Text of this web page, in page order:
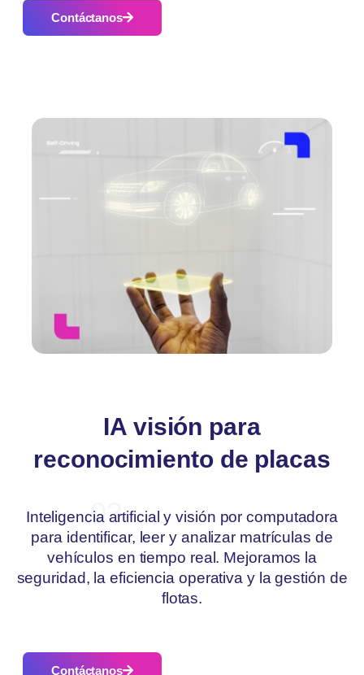
Contáctanos
03
IA visión para
reconocimiento de placas
Inteligencia artificial y visión por computadora
para identificar, leer y analizar matrículas de
vehículos en tiempo real. Mejoramos la
seguridad, la eficiencia operativa y la gestión de
flotas.
Contáctanos